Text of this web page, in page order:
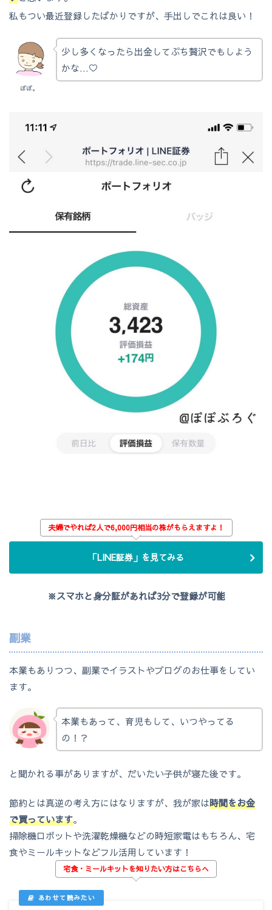
私もつい最近登録したばかりですが、手出しでこれは良い！
ぽぽ。
少し多くなったら出金してぷち贅沢でもしよう
かな…♡
夫婦でやれば2人で6,000円相当の株がもらえますよ！
「LINE証券」を見てみる
※スマホと身分証があれば3分で登録が可能
副業
本業もありつつ、副業でイラストやブログのお仕事をしてい
ます。
本業もあって、育児もして、いつやってる
の！？
と聞かれる事がありますが、だいたい子供が寝た後です。
節約とは真逆の考え方にはなりますが、我が家は時間をお金
で買っています。
掃除機ロボットや洗濯乾燥機などの時短家電はもちろん、宅
食やミールキットなどフル活用しています！
宅食・ミールキットを知りたい方はこちらへ